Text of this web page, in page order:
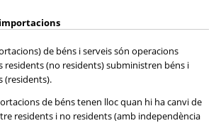
de béns i serveis són operacions
residents (no residents) subministren béns i
(residents).
de béns tenen lloc quan hi ha canvi de
residents i no residents (amb independència